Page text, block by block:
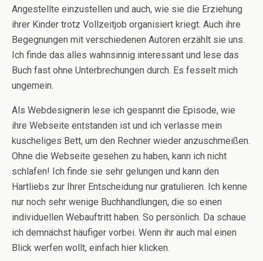
Angestellte einzustellen und auch, wie sie die Erziehung
ihrer Kinder trotz Vollzeitjob organisiert kriegt. Auch ihre
Begegnungen mit verschiedenen Autoren erzählt sie uns.
Ich finde das alles wahnsinnig interessant und lese das
Buch fast ohne Unterbrechungen durch. Es fesselt mich
ungemein.
Als Webdesignerin lese ich gespannt die Episode, wie
ihre Webseite entstanden ist und ich verlasse mein
kuscheliges Bett, um den Rechner wieder anzuschmeißen.
Ohne die Webseite gesehen zu haben, kann ich nicht
schlafen! Ich finde sie sehr gelungen und kann den
Hartliebs zur Ihrer Entscheidung nur gratulieren. Ich kenne
nur noch sehr wenige Buchhandlungen, die so einen
individuellen Webauftritt haben. So persönlich. Da schaue
ich demnächst häufiger vorbei. Wenn ihr auch mal einen
Blick werfen wollt, einfach hier klicken.